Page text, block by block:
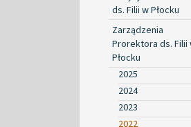
ds. Filii w Płocku
Zarządzenia
Prorektora ds. Filii
Płocku
2025
2024
2023
2022